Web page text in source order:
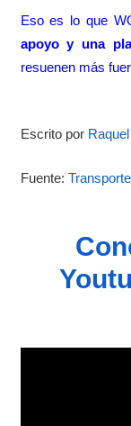
Eso es lo que
apoyo y una
resuenen más
Escrito por
Fuente: